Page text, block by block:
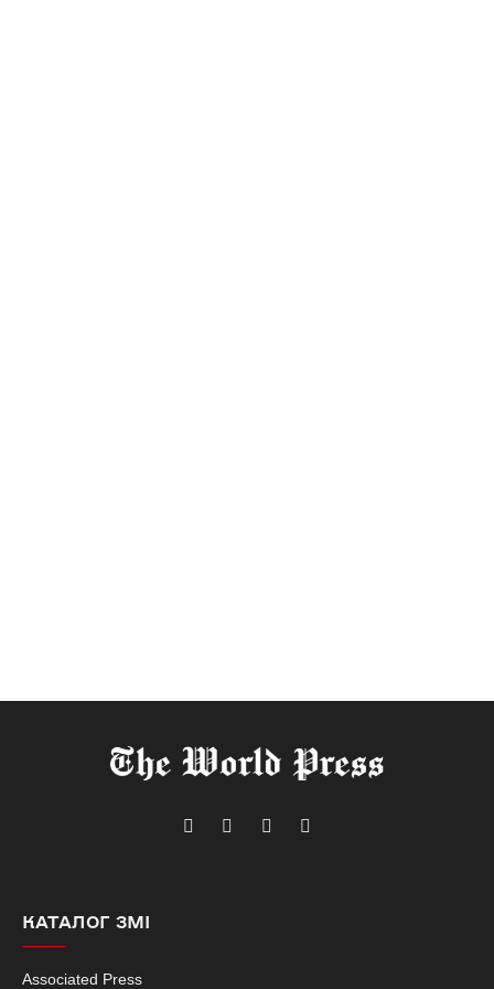
TelegramFacebookInstagram
X
КАТАЛОГ ЗМІ
Associated Press